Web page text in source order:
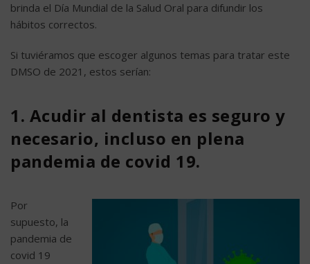
brinda el Día Mundial de la Salud Oral para difundir los
hábitos correctos.
Si tuviéramos que escoger algunos temas para tratar este
DMSO de 2021, estos serían:
1. Acudir al dentista es seguro y
necesario, incluso en plena
pandemia de covid 19.
Por
supuesto, la
pandemia de
covid 19